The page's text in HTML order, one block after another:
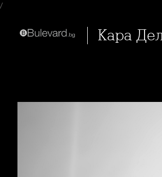
/
Кара